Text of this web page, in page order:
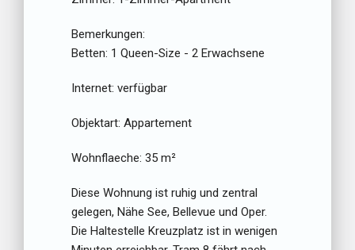
Bemerkungen:
Betten: 1 Queen-Size - 2 Erwachsene
Internet: verfügbar
Objektart: Appartement
Wohnflaeche: 35 m²
Diese Wohnung ist ruhig und zentral
gelegen, Nähe See, Bellevue und Oper.
Die Haltestelle Kreuzplatz ist in wenigen